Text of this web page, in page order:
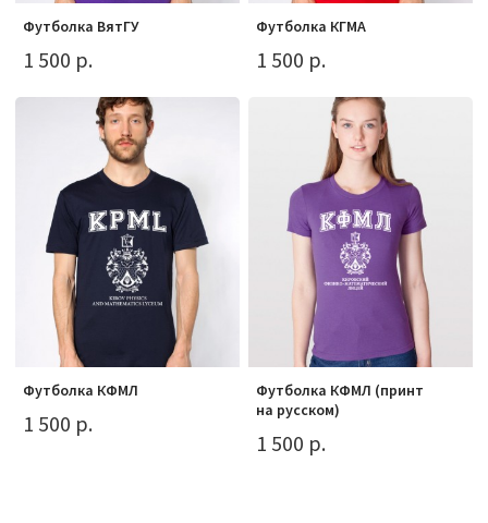
Футболка ВятГУ
1 500 р.
Футболка КГМА
1 500 р.
Футболка КФМЛ
1 500 р.
Футболка КФМЛ (принт
на русском)
1 500 р.